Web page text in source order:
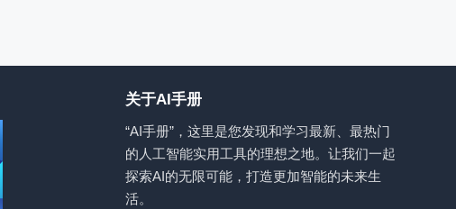
关于AI手册
“AI手册”，这里是您发现和学习最新、最热门
的人工智能实用工具的理想之地。让我们一起
探索AI的无限可能，打造更加智能的未来生
活。